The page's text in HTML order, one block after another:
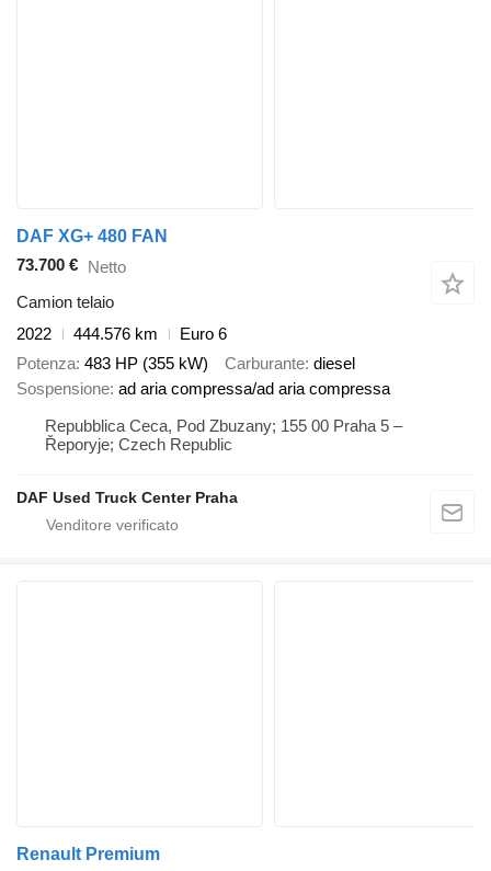
DAF XG+ 480 FAN
73.700 € Netto
Camion telaio
2022
444.576 km
Euro 6
Potenza 483 HP (355 kW) Carburante diesel
Sospensione ad aria compressa/ad aria compressa
Repubblica Ceca, Pod Zbuzany; 155 00 Praha 5 –
Řeporyje; Czech Republic
DAF Used Truck Center Praha
Renault Premium